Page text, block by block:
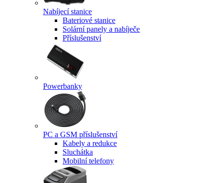
Nabíjecí stanice
Bateriové stanice
Solární panely a nabíječe
Příslušenství
Powerbanky
PC a GSM příslušenství
Kabely a redukce
Sluchátka
Mobilní telefony